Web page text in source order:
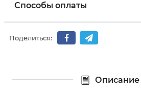
Способы оплаты
Поделиться:
Описание